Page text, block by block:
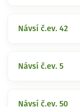
Návsí č.ev. 42
Návsí č.ev. 5
Návsí č.ev. 50